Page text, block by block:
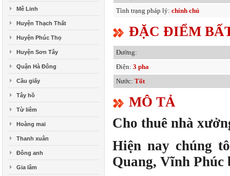
Mê Linh
Huyện Thạch Thất
Huyện Phúc Thọ
Huyện Sơn Tây
Quận Hà Đông
Cầu giấy
Tây hồ
Từ liêm
Hoàng mai
Thanh xuân
Đông anh
Gia lâm
Tình trạng pháp lý: chính chủ
ĐẶC ĐIỂM
Đường:
Điện: 3 pha
Nước: Tốt
MÔ TẢ
Cho thuê nhà
Hiện nay chúng
Quang, Vĩnh Phúc